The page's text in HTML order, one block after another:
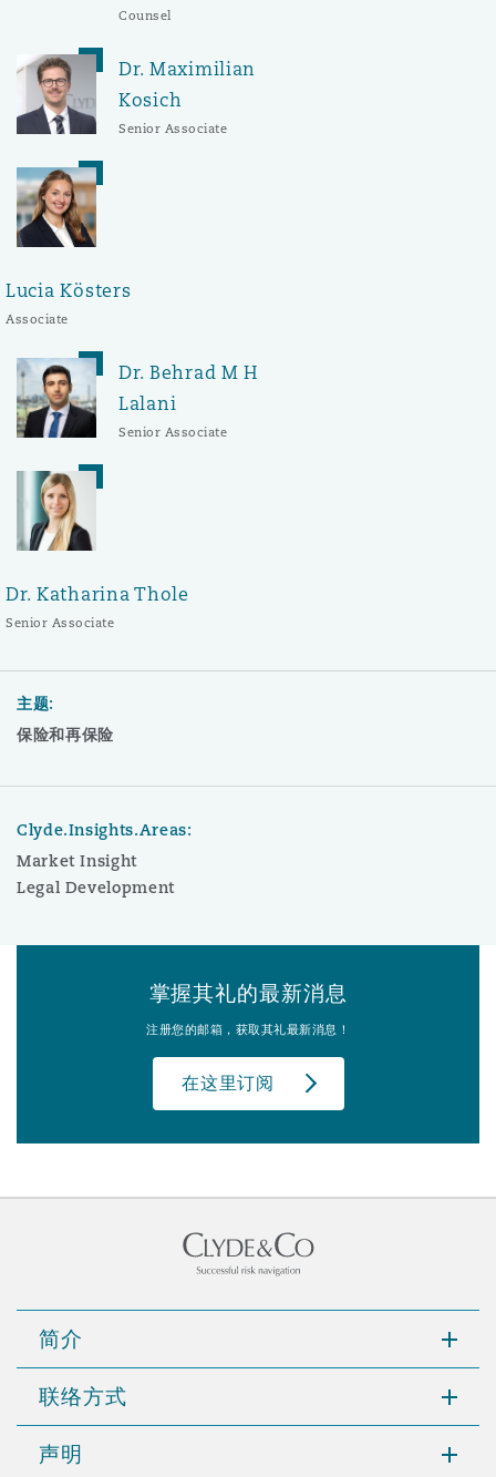
Counsel
Dr. Maximilian
Kosich
Senior Associate
Lucia Kösters
Associate
Dr. Behrad M H
Lalani
Senior Associate
Dr. Katharina Thole
Senior Associate
主题:
保险和再保险
Clyde.Insights.Areas:
Market Insight
Legal Development
掌握其礼的最新消息
注册您的邮箱，获取其礼最新消息！
在这里订阅
简介
联络方式
声明